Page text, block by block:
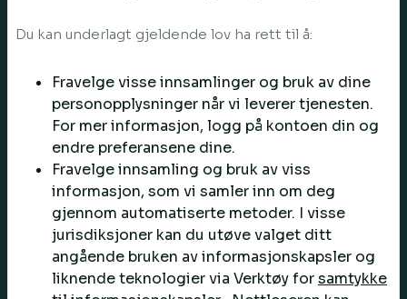
Du kan underlagt gjeldende lov ha rett til å:
Fravelge visse innsamlinger og bruk av dine
personopplysninger når vi leverer tjenesten.
For mer informasjon, logg på kontoen din og
endre preferansene dine.
Fravelge innsamling og bruk av viss
informasjon, som vi samler inn om deg
gjennom automatiserte metoder. I visse
jurisdiksjoner kan du utøve valget ditt
angående bruken av informasjonskapsler og
liknende teknologier via Verktøy forsamtykke